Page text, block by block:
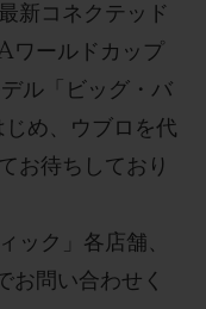
新 コネクテッド
ワールドカップ
デル「ビッグ・バ
め、ウブロを代
お待ちしており
ック」各店舗、
お問い合わせく